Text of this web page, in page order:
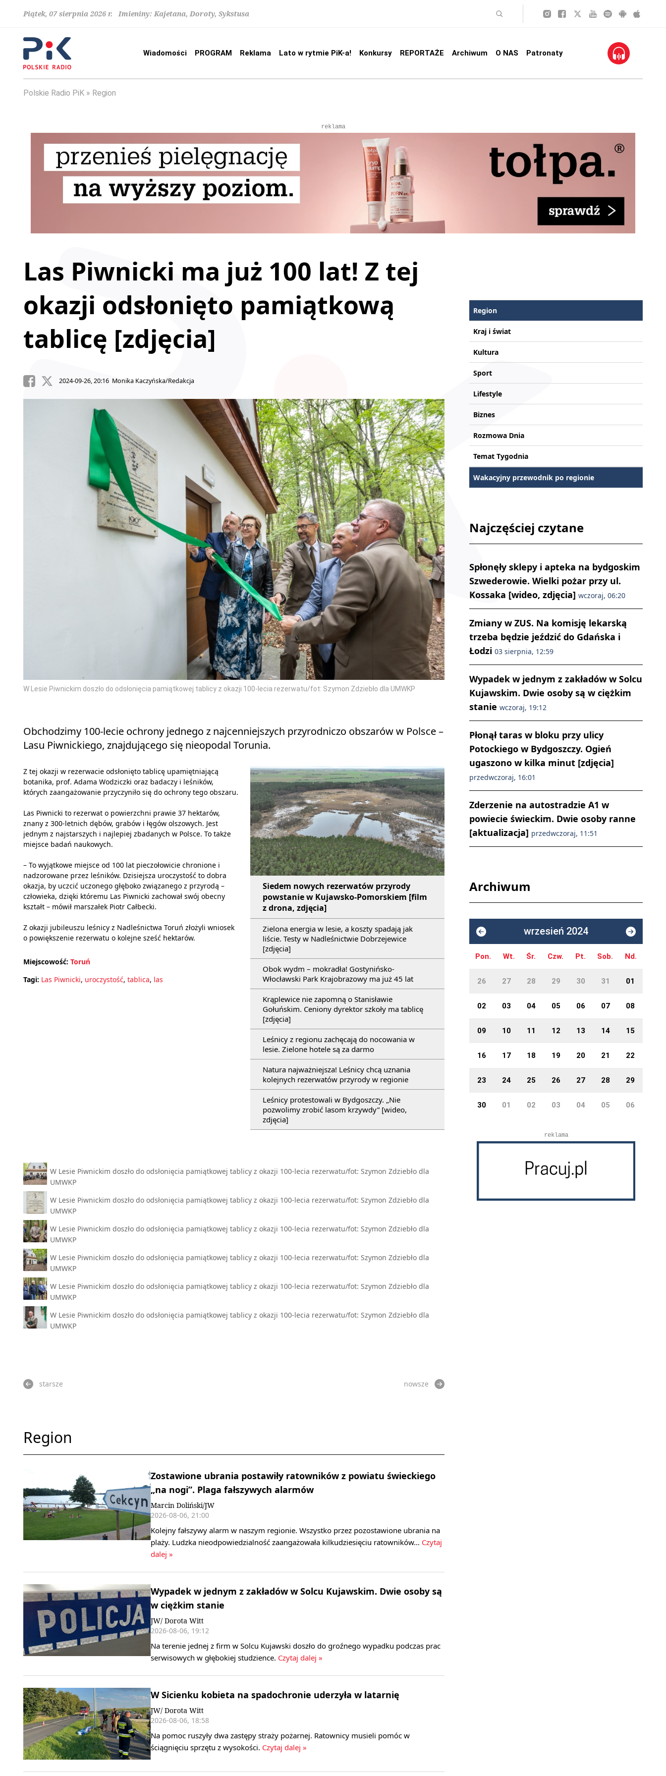
Piątek, 07 sierpnia 2026 r. Imieniny: Kajetana, Doroty, Sykstusa
Wiadomości PROGRAM Reklama Lato w rytmie PiK-a! Konkursy REPORTAŻE Archiwum O NAS Patronaty
Polskie Radio PiK Region
reklama
Las Piwnicki ma już 100 lat! Z tej
okazji odsłonięto pamiątkową
tablicę [zdjęcia]
2024-09-26, 20:16 Monika Kaczyńska/Redakcja
W Lesie Piwnickim doszło do odsłonięcia pamiątkowej tablicy z okazji 100-lecia rezerwatu/fot: Szymon Zdziebło dla UMWKP
Obchodzimy 100-lecie ochrony jednego z najcenniejszych przyrodniczo obszarów w Polsce –
Lasu Piwnickiego, znajdującego się nieopodal Torunia.
Siedem nowych rezerwatów przyrody
powstanie w Kujawsko-Pomorskiem [film
z drona, zdjęcia]
Zielona energia w lesie, a koszty spadają jak
liście. Testy w Nadleśnictwie Dobrzejewice
[zdjęcia]
Obok wydm – mokradła! Gostynińsko-
Włocławski Park Krajobrazowy ma już 45 lat
Krąplewice nie zapomną o Stanisławie
Gołuńskim. Ceniony dyrektor szkoły ma tablicę
[zdjęcia]
Leśnicy z regionu zachęcają do nocowania w
lesie. Zielone hotele są za darmo
Natura najważniejsza! Leśnicy chcą uznania
kolejnych rezerwatów przyrody w regionie
Leśnicy protestowali w Bydgoszczy. „Nie
pozwolimy zrobić lasom krzywdy” [wideo,
zdjęcia]
Z tej okazji w rezerwacie odsłonięto tablicę upamiętniającą
botanika, prof. Adama Wodziczki oraz badaczy i leśników,
których zaangażowanie przyczyniło się do ochrony tego obszaru.
Las Piwnicki to rezerwat o powierzchni prawie 37 hektarów,
znany z 300-letnich dębów, grabów i łęgów olszowych. Jest
jednym z najstarszych i najlepiej zbadanych w Polsce. To także
miejsce badań naukowych.
– To wyjątkowe miejsce od 100 lat pieczołowicie chronione i
nadzorowane przez leśników. Dzisiejsza uroczystość to dobra
okazja, by uczcić uczonego głęboko związanego z przyrodą –
człowieka, dzięki któremu Las Piwnicki zachował swój obecny
kształt – mówił marszałek Piotr Całbecki.
Z okazji jubileuszu leśnicy z Nadleśnictwa Toruń złożyli wniosek
o powiększenie rezerwatu o kolejne sześć hektarów.
Miejscowość: Toruń
Tagi: Las Piwnicki, uroczystość, tablica, las
W Lesie Piwnickim doszło do odsłonięcia pamiątkowej tablicy z okazji 100-lecia rezerwatu/fot: Szymon Zdziebło dla
UMWKP
W Lesie Piwnickim doszło do odsłonięcia pamiątkowej tablicy z okazji 100-lecia rezerwatu/fot: Szymon Zdziebło dla
UMWKP
W Lesie Piwnickim doszło do odsłonięcia pamiątkowej tablicy z okazji 100-lecia rezerwatu/fot: Szymon Zdziebło dla
UMWKP
W Lesie Piwnickim doszło do odsłonięcia pamiątkowej tablicy z okazji 100-lecia rezerwatu/fot: Szymon Zdziebło dla
UMWKP
W Lesie Piwnickim doszło do odsłonięcia pamiątkowej tablicy z okazji 100-lecia rezerwatu/fot: Szymon Zdziebło dla
UMWKP
W Lesie Piwnickim doszło do odsłonięcia pamiątkowej tablicy z okazji 100-lecia rezerwatu/fot: Szymon Zdziebło dla
UMWKP
starsze nowsze
Region
Zostawione ubrania postawiły ratowników z powiatu świeckiego
„na nogi”. Plaga fałszywych alarmów
Marcin Doliński/JW
2026-08-06, 21:00
Kolejny fałszywy alarm w naszym regionie. Wszystko przez pozostawione ubrania na
plaży. Ludzka nieodpowiedzialność zaangażowała kilkudziesięciu ratowników… Czytaj
dalej »
Wypadek w jednym z zakładów w Solcu Kujawskim. Dwie osoby są
w ciężkim stanie
JW/ Dorota Witt
2026-08-06, 19:12
Na terenie jednej z firm w Solcu Kujawski doszło do groźnego wypadku podczas prac
serwisowych w głębokiej studzience. Czytaj dalej »
W Sicienku kobieta na spadochronie uderzyła w latarnię
JW/ Dorota Witt
2026-08-06, 18:58
Na pomoc ruszyły dwa zastępy straży pożarnej. Ratownicy musieli pomóc w
ściągnięciu sprzętu z wysokości. Czytaj dalej »
Region
Kraj i świat
Kultura
Sport
Lifestyle
Biznes
Rozmowa Dnia
Temat Tygodnia
Wakacyjny przewodnik po regionie
Najczęściej czytane
Spłonęły sklepy i apteka na bydgoskim
Szwederowie. Wielki pożar przy ul.
Kossaka [wideo, zdjęcia] wczoraj, 06:20
Zmiany w ZUS. Na komisję lekarską
trzeba będzie jeździć do Gdańska i
Łodzi 03 sierpnia, 12:59
Wypadek w jednym z zakładów w Solcu
Kujawskim. Dwie osoby są w ciężkim
stanie wczoraj, 19:12
Płonął taras w bloku przy ulicy
Potockiego w Bydgoszczy. Ogień
ugaszono w kilka minut [zdjęcia]
przedwczoraj, 16:01
Zderzenie na autostradzie A1 w
powiecie świeckim. Dwie osoby ranne
[aktualizacja] przedwczoraj, 11:51
Archiwum
wrzesień 2024
Pon. Wt. Śr. Czw. Pt. Sob. Nd.
26 27 28 29 30 31 01
02 03 04 05 06 07 08
09 10 11 12 13 14 15
16 17 18 19 20 21 22
23 24 25 26 27 28 29
30 01 02 03 04 05 06
reklama